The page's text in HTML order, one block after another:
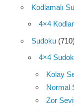
Kodlamalı
4×4
Sudoku (710)
4×4
Kolay
Normal
Zor